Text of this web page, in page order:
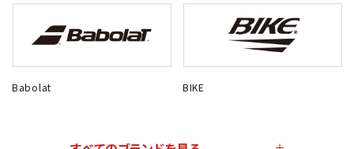
Babolat BIKE